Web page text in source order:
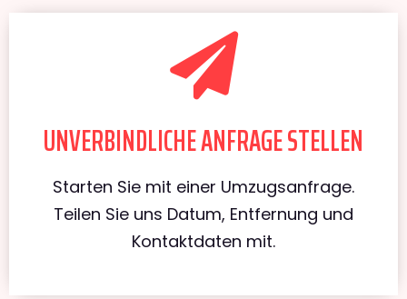
UNVERBINDLICHE ANFRAGE STELLEN
Starten Sie mit einer Umzugsanfrage.
Teilen Sie uns Datum, Entfernung und
Kontaktdaten mit.